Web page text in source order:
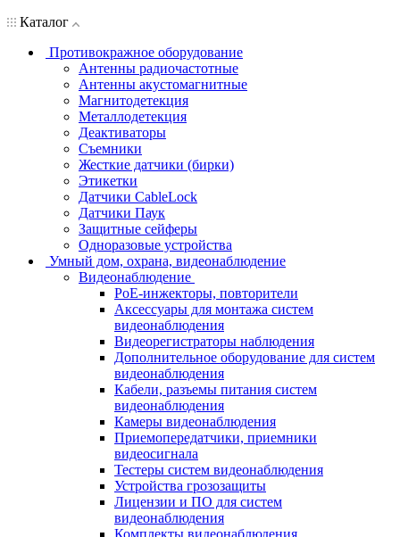
Каталог
Противокражное оборудование
Антенны радиочастотные
Антенны акустомагнитные
Магнитодетекция
Металлодетекция
Деактиваторы
Съемники
Жесткие датчики (бирки)
Этикетки
Датчики CableLock
Датчики Паук
Защитные сейферы
Одноразовые устройства
Умный дом, охрана, видеонаблюдение
Видеонаблюдение
PoE-инжекторы, повторители
Аксессуары для монтажа систем
видеонаблюдения
Видеорегистраторы наблюдения
Дополнительное оборудование для систем
видеонаблюдения
Кабели, разъемы питания систем
видеонаблюдения
Камеры видеонаблюдения
Приемопередатчики, приемники
видеосигнала
Тестеры систем видеонаблюдения
Устройства грозозащиты
Лицензии и ПО для систем
видеонаблюдения
Комплекты видеонаблюдения